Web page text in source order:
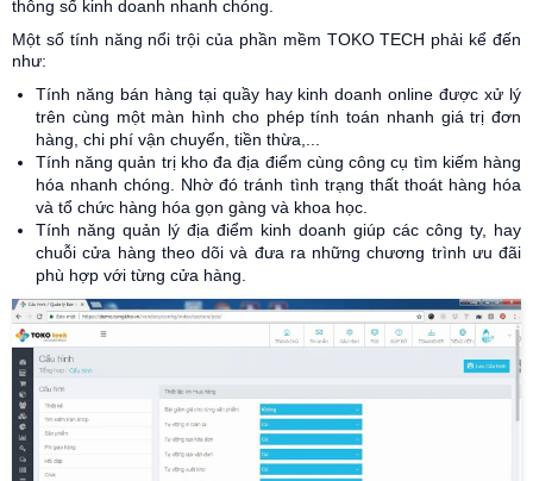
thông số kinh doanh nhanh chóng.
Một số tính năng nổi trội của phần mềm TOKO TECH phải kể đến
như:
Tính năng bán hàng tại quầy hay kinh doanh online được xử lý
trên cùng một màn hình cho phép tính toán nhanh giá trị đơn
hàng, chi phí vận chuyển, tiền thừa,...
Tính năng quản trị kho đa địa điểm cùng công cụ tìm kiếm hàng
hóa nhanh chóng. Nhờ đó tránh tình trạng thất thoát hàng hóa
và tổ chức hàng hóa gọn gàng và khoa học.
Tính năng quản lý địa điểm kinh doanh giúp các công ty, hay
chuỗi cửa hàng theo dõi và đưa ra những chương trình ưu đãi
phù hợp với từng cửa hàng.